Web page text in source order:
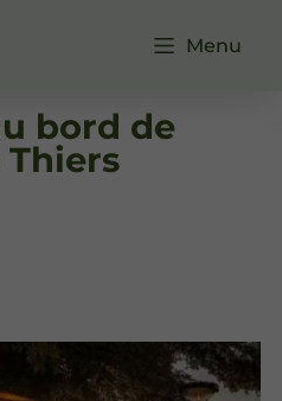
Menu
bord de
Thiers